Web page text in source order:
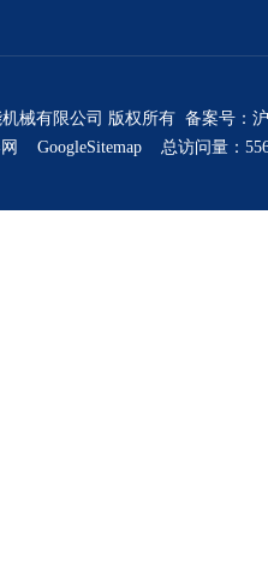
械有限公司 版权所有 备案号：
GoogleSitemap 总访问量：